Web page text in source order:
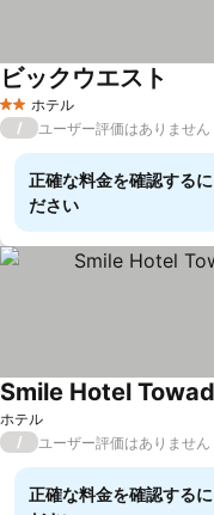
2 ホテルのランク
ホテル
ビックウエスト
/ ユーザー評価はありません
正確な料金を確認する
ださい
ホテル
Smile Hotel
/ ユーザー評価はありません
正確な料金を確認する